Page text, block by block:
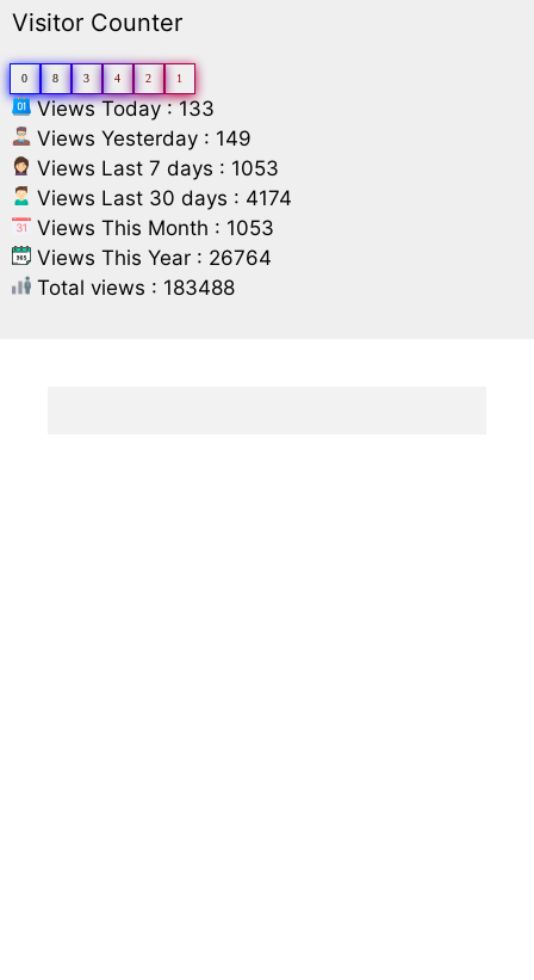
Visitor Counter
0 8 3 4 2 1
Views Today : 133
Views Yesterday : 149
Views Last 7 days : 1053
Views Last 30 days : 4174
Views This Month : 1053
Views This Year : 26764
Total views : 183488